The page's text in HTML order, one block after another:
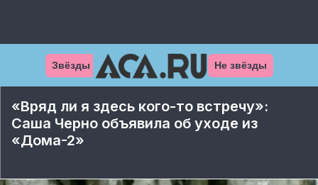
Звёзды Не звёзды
«Вряд ли я здесь кого-то встречу»:
Саша Черно объявила об уходе из
«Дома-2»